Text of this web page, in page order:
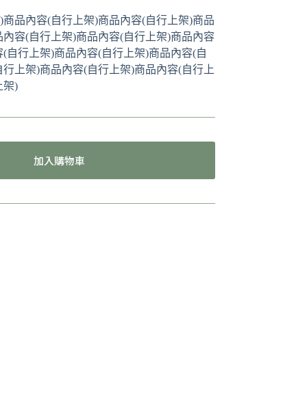
品內容(自行上架)商品內容(自行上架)商品
容(自行上架)商品內容(自行上架)商品內容
行上架)商品內容(自行上架)商品內容(自
上架)商品內容(自行上架)商品內容(自行上
架)
加入購物車